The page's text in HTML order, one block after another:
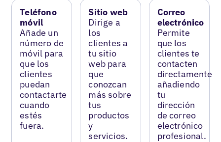
Teléfono
móvil
Añade un
número de
móvil para
que los
clientes
puedan
contactarte
cuando
estés
fuera.
Sitio web
Dirige a
los
clientes a
tu sitio
web para
que
conozcan
más sobre
tus
productos
y
servicios.
Correo
electrónico
Permite
que los
clientes te
contacten
directamente
añadiendo
tu
dirección
de correo
electrónico
profesional.